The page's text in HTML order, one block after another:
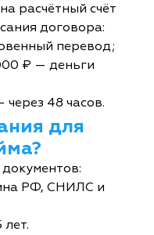
расчётный счёт
договора:
перевод;
₽ — деньги
48 часов.
для
РФ, СНИЛС и